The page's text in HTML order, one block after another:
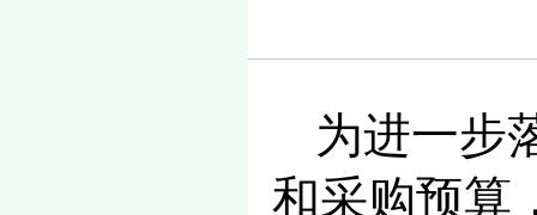
为进一步
和采购预算